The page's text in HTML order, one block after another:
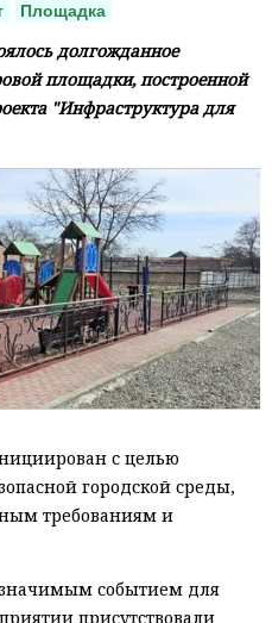
Площадка
долгожданное
площадки, построенной
"Инфраструктура для
с целью
городской среды,
требованиям и
событием для
присутствовали